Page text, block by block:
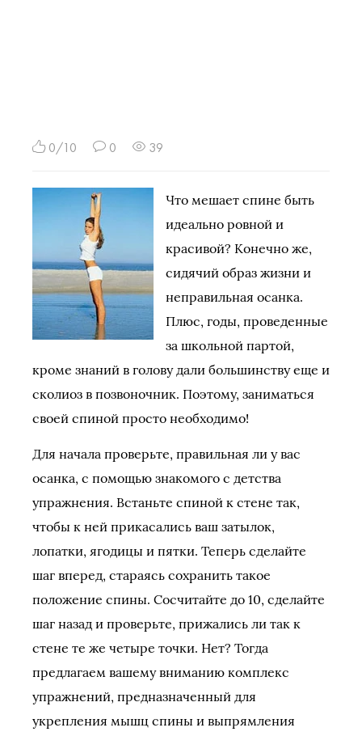
0/10 0 39
Что мешает спине быть
идеально ровной и
красивой? Конечно же,
сидячий образ жизни и
неправильная осанка.
Плюс, годы, проведенные
за школьной партой,
кроме знаний в голову дали большинству еще и
сколиоз в позвоночник. Поэтому, заниматься
своей спиной просто необходимо!
Для начала проверьте, правильная ли у вас
осанка, с помощью знакомого с детства
упражнения. Встаньте спиной к стене так,
чтобы к ней прикасались ваш затылок,
лопатки, ягодицы и пятки. Теперь сделайте
шаг вперед, стараясь сохранить такое
положение спины. Сосчитайте до 10, сделайте
шаг назад и проверьте, прижались ли так к
стене те же четыре точки. Нет? Тогда
предлагаем вашему вниманию комплекс
упражнений, предназначенный для
укрепления мышц спины и выпрямления